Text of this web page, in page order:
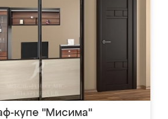
купе "Мисима"